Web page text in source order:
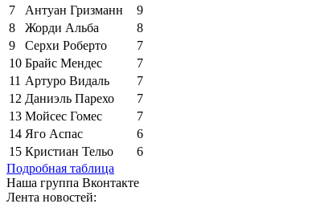
7
Антуан Гризманн
9
8
Жорди Альба
8
9
Серхи Роберто
7
10 Брайс Мендес
7
11 Артуро Видаль
7
12 Даниэль Парехо
7
13 Мойсес Гомес
7
14 Яго Аспас
6
15 Кристиан Тельо
6
Подробная таблица
Наша группа Вконтакте
Лента новостей: